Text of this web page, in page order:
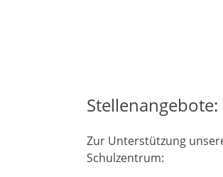
Stellenangebote:
Zur Unterstützung
Schulzentrum: